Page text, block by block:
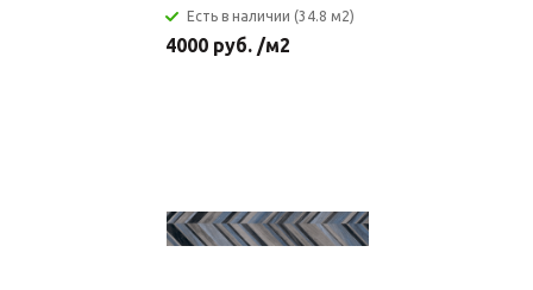
Есть в наличии (34.8 м2)
4000 руб. /м2